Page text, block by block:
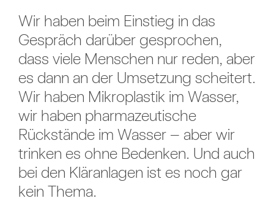
Wir haben beim Einstieg in das
Gespräch darüber gesprochen,
dass viele Menschen nur reden, aber
es dann an der Umsetzung scheitert.
Wir haben Mikroplastik im Wasser,
wir haben pharmazeutische
Rückstände im Wasser – aber wir
trinken es ohne Bedenken. Und auch
bei den Kläranlagen ist es noch gar
kein Thema.